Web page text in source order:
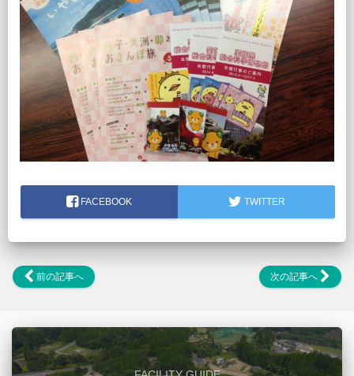
FACEBOOK TWITTER
前の記事へ 次の記事へ